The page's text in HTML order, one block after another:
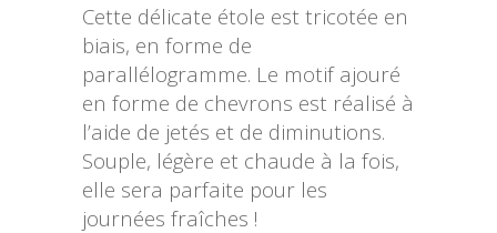
Cette délicate étole est tricotée en
biais, en forme de
parallélogramme. Le motif ajouré
en forme de chevrons est réalisé à
l’aide de jetés et de diminutions.
Souple, légère et chaude à la fois,
elle sera parfaite pour les
journées fraîches !